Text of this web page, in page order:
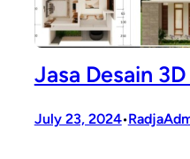
Jasa Desain
July 23, 2024•